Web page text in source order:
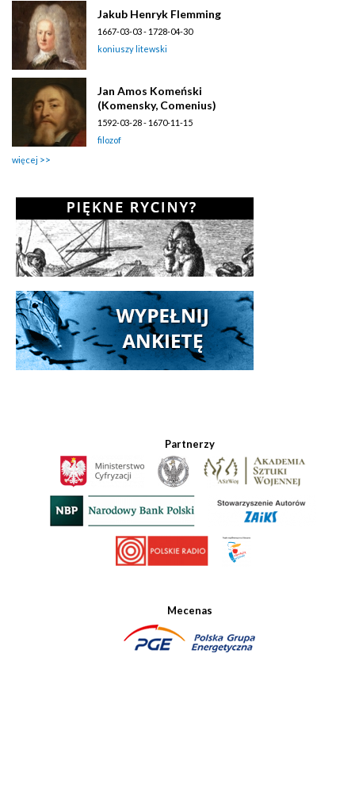
Jakub Henryk Flemming
1667-03-03 - 1728-04-30
koniuszy litewski
Jan Amos Komeński
(Komensky, Comenius)
1592-03-28 - 1670-11-15
filozof
więcej
Partnerzy
Mecenas